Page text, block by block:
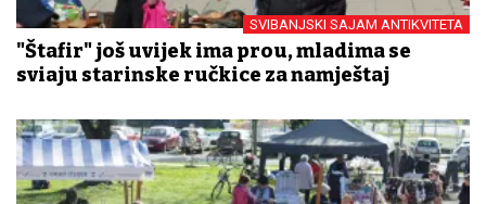
SVIBANJSKI SAJAM ANTIKVITETA
"Štafir" još uvijek ima prođu, mladima se
sviđaju starinske ručkice za namještaj